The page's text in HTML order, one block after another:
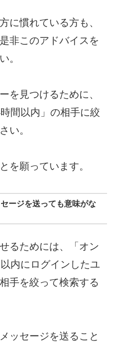
に慣れている方も、
非このアドバイスを
。
を見つけるために、
間以内」の相手に絞
い。
を願っています。
ージを送っても意味がな
るためには、「オン
内にログインしたユ
手を絞って検索する
ッセージを送ること